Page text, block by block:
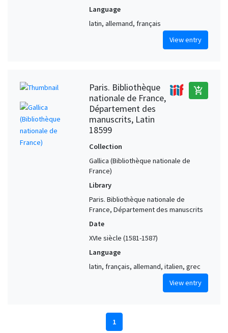
Language
latin, allemand, français
View entry
Paris. Bibliothèque
nationale de France,
Département des
manuscrits, Latin
18599
add_shopping_cart
Collection
Gallica (Bibliothèque nationale de
France)
Library
Paris. Bibliothèque nationale de
France, Département des manuscrits
Date
XVIe siècle (1581-1587)
Language
latin, français, allemand, italien, grec
View entry
1